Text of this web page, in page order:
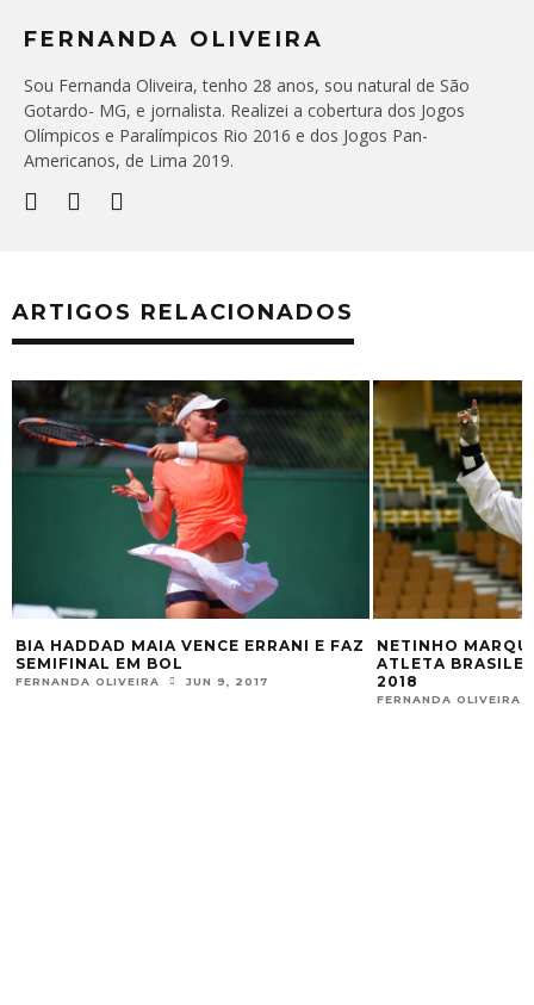
FERNANDA OLIVEIRA
Sou Fernanda Oliveira, tenho 28 anos, sou natural de São
Gotardo- MG, e jornalista. Realizei a cobertura dos Jogos
Olímpicos e Paralímpicos Rio 2016 e dos Jogos Pan-
Americanos, de Lima 2019.
ARTIGOS RELACIONADOS
HADDAD MAIA VENCE ERRANI E FAZ
EM BOL
OLIVEIRA JUN 9, 2017
NETINHO MARQUES É
ATLETA BRASILEIRO
2018
FERNANDA OLIVEIRA